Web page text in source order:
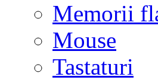
Memorii
Mouse
Tastaturi